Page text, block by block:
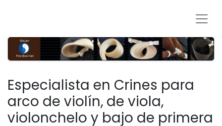
Especialista en Crines para
arco de violín, de viola,
violonchelo y bajo de primera